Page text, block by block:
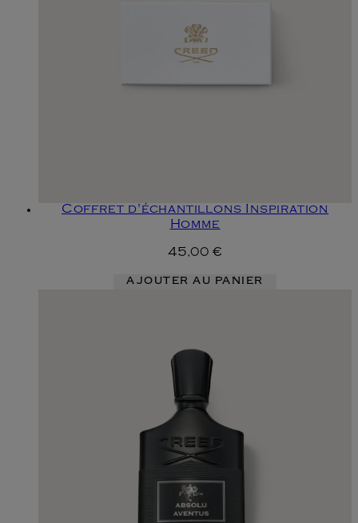
Coffret d'échantillons Inspiration
Homme
45,00 €
AJOUTER AU PANIER